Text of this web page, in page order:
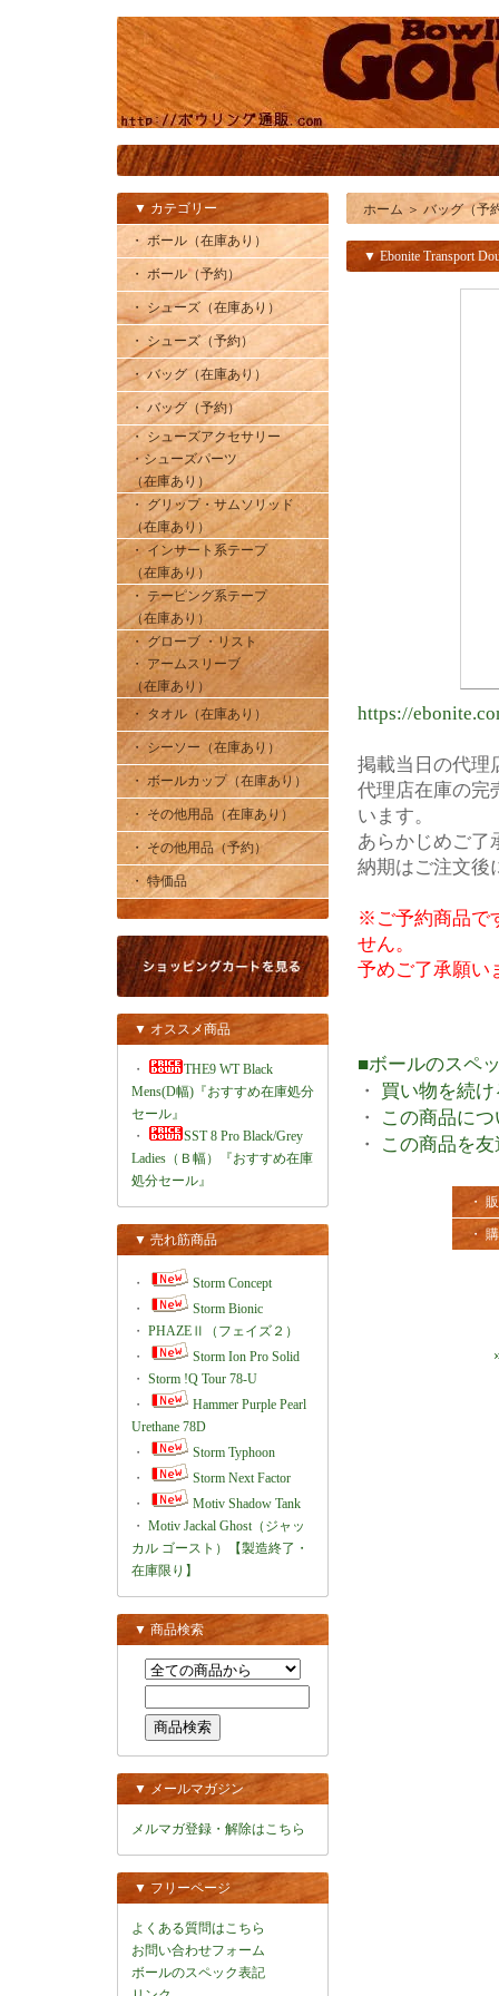
▼ カテゴリー
・ ボール（在庫あり）
・ ボール（予約）
・ シューズ（在庫あり）
・ シューズ（予約）
・ バッグ（在庫あり）
・ バッグ（予約）
・ シューズアクセサリー
・シューズパーツ
（在庫あり）
・ グリップ・サムソリッド
（在庫あり）
・ インサート系テープ
（在庫あり）
・ テーピング系テープ
（在庫あり）
・ グローブ ・リスト
・ アームスリーブ
（在庫あり）
・ タオル（在庫あり）
・ シーソー（在庫あり）
・ ボールカップ（在庫あり）
・ その他用品（在庫あり）
・ その他用品（予約）
・ 特価品
▼ オススメ商品
・
THE9 WT Black
Mens(D幅)『おすすめ在庫処分
セール』
・
SST 8 Pro Black/Grey
Ladies（Ｂ幅）『おすすめ在庫
処分セール』
▼ 売れ筋商品
・
Storm Concept
・
Storm Bionic
・ PHAZEⅡ（フェイズ２）
・
Storm Ion Pro Solid
・ Storm !Q Tour 78-U
・
Hammer Purple Pearl
Urethane 78D
・
Storm Typhoon
・
Storm Next Factor
・
Motiv Shadow Tank
・ Motiv Jackal Ghost（ジャッ
カル ゴースト）【製造終了・
在庫限り】
▼ 商品検索
▼ メールマガジン
メルマガ登録・解除はこちら
▼ フリーページ
よくある質問はこちら
お問い合わせフォーム
ボールのスペック表記
ホーム ＞ バッグ（予
▼ Ebonite Transport
https://
掲載当日の代理
代理店在庫の完
います。
あらかじめご了
納期はご注文後
※ご予約商品で
せん。
予めご了承願い
■ボールのスペ
・ 買い物を続け
・
この商品に
・
この商品を
・
・